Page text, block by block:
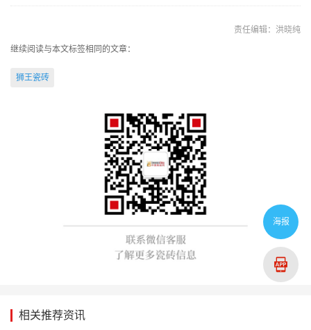
责任编辑：洪晓纯
继续阅读与本文标签相同的文章：
狮王瓷砖
相关推荐资讯
海报